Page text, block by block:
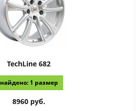
TechLine 682
найдено: 1 размер
8960 руб.